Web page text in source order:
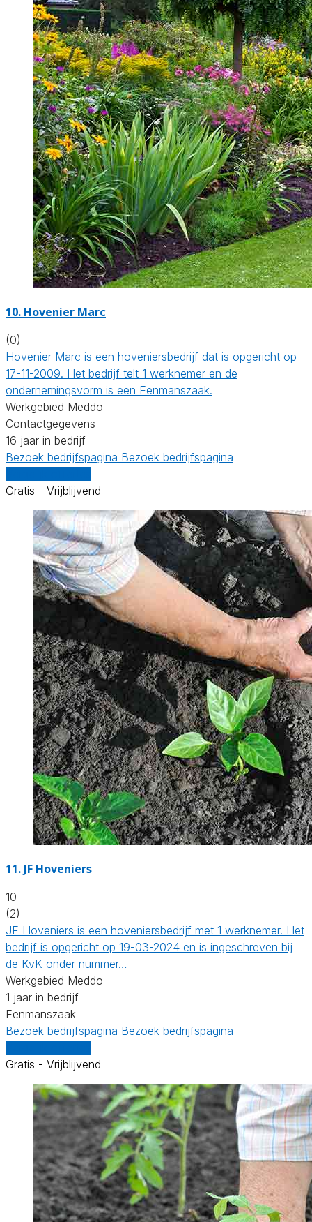
10. Hovenier Marc
(0)
Hovenier Marc is een hoveniersbedrijf dat is opgericht op
17-11-2009. Het bedrijf telt 1 werknemer en de
ondernemingsvorm is een Eenmanszaak.
Werkgebied Meddo
Contactgegevens
16 jaar in bedrijf
Bezoek bedrijfspagina Bezoek bedrijfspagina
Gratis - Vrijblijvend
11. JF Hoveniers
10
(2)
JF Hoveniers is een hoveniersbedrijf met 1 werknemer. Het
bedrijf is opgericht op 19-03-2024 en is ingeschreven bij
de KvK onder nummer…
Werkgebied Meddo
1 jaar in bedrijf
Eenmanszaak
Bezoek bedrijfspagina Bezoek bedrijfspagina
Gratis - Vrijblijvend